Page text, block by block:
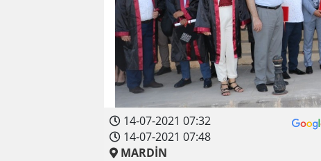
14-07-2021 07:32
14-07-2021 07:48
MARDİN